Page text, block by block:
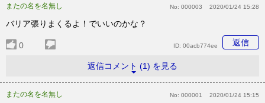
またの名を名無し No: 000003 2020/01/24 15:28
バリア張りまくるよ！でいいのかな？
0 返信
ID: 00acb774ee
返信コメント (1) を見る
またの名を名無し No: 000001 2020/01/24 15:15